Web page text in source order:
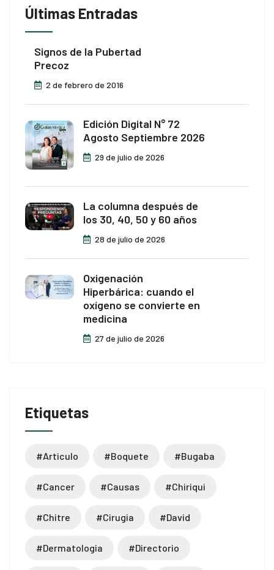
Últimas Entradas
Signos de la Pubertad
Precoz
2 de febrero de 2016
Edición Digital N° 72
Agosto Septiembre 2026
29 de julio de 2026
La columna después de
los 30, 40, 50 y 60 años
28 de julio de 2026
Oxigenación
Hiperbárica: cuando el
oxígeno se convierte en
medicina
27 de julio de 2026
Etiquetas
#articulo #boquete #bugaba
#cancer #causas #chiriqui
#chitre #cirugia #david
#dermatologia #directorio